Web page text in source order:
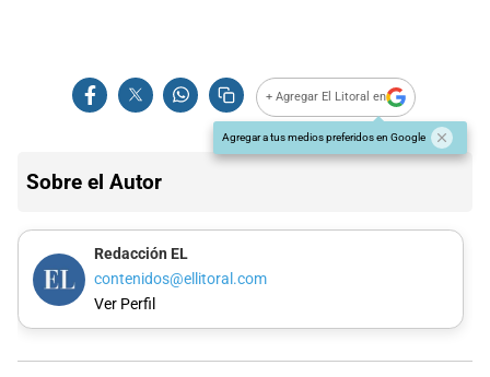
+ Agregar El Litoral en
Agregar a tus medios preferidos en Google
Sobre el Autor
Redacción EL
contenidos@ellitoral.com
Ver Perfil